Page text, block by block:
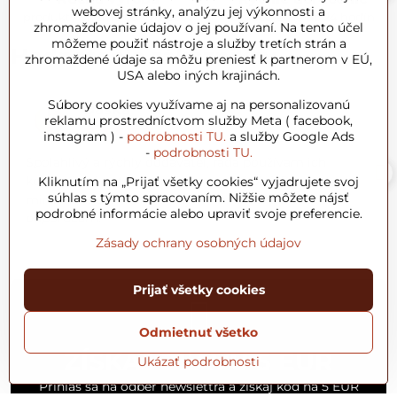
produkty priamo od výrobcov doručujeme do 24 hodín
Hodnotenie zákazníkov
Dáška
Hodnotenie:
5
/
Spoľahlivý a rýchly dodávateľ, rada používam ich
kozmetiku i potravinársky arganový olej. Produkty sú
mimoriadne kvalitné a príjemné na pokožku. Určite
odporúčam!
ZÍSKAJ ZĽAVU 5 EUR
Prihlás sa na odber newslettra a získaj kód na 5 EUR
webovej stránky, analýzu jej výkonnosti a
zhromažďovanie údajov o jej používaní. Na tento účel
môžeme použiť nástroje a služby tretích strán a
zhromaždené údaje sa môžu preniesť k partnerom v EÚ,
USA alebo iných krajinách.
Súbory cookies využívame aj na personalizovanú
reklamu prostredníctvom služby Meta ( facebook,
instagram ) - podrobnosti TU.a služby Google Ads
- podrobnosti TU.
Kliknutím na „Prijať všetky cookies“ vyjadrujete svoj
súhlas s týmto spracovaním. Nižšie môžete nájsť
podrobné informácie alebo upraviť svoje preferencie.
Zásady ochrany osobných údajov
Ukázať podrobnosti
Prijať všetky cookies
Odmietnuť všetko